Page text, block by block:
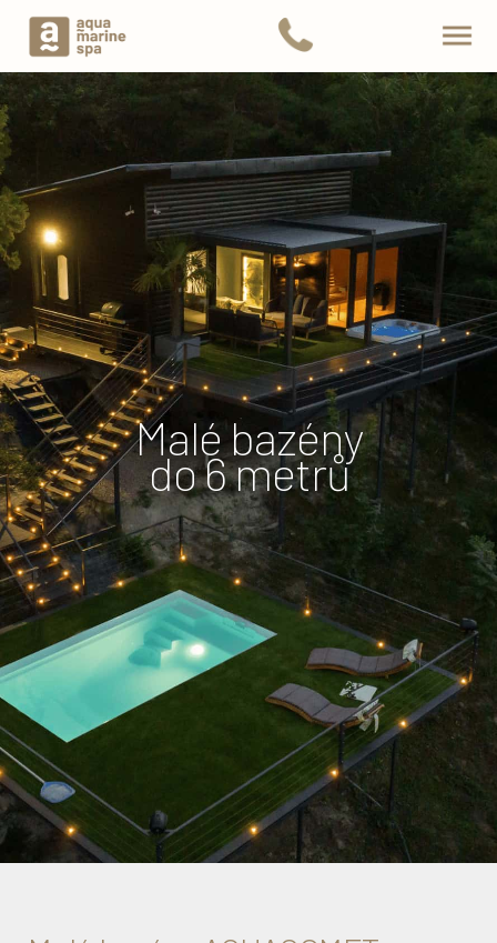
Malé bazény
do 6 metrů